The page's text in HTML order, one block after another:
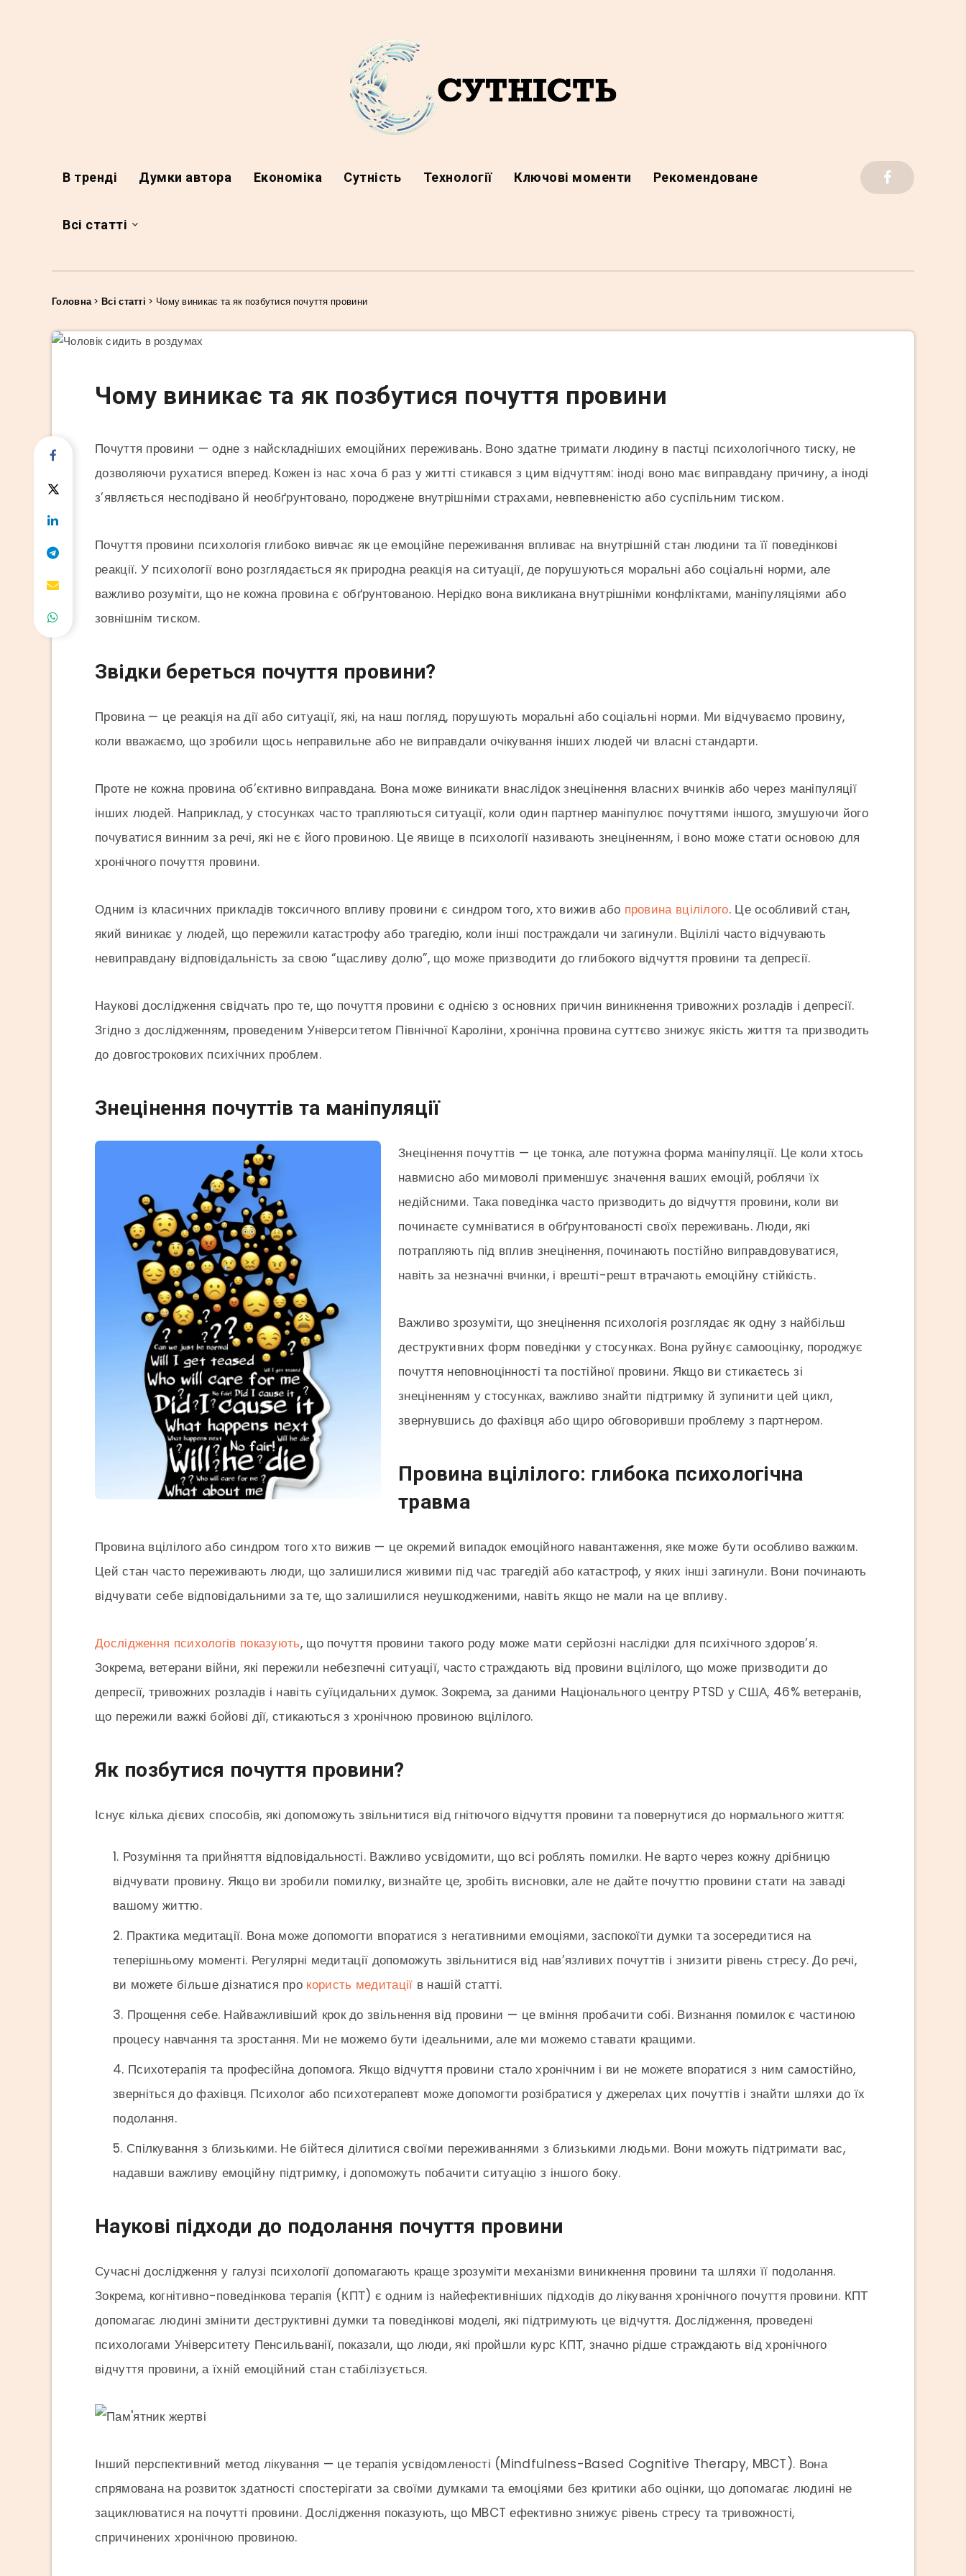
В тренді Думки автора Економіка Сутність Технології Ключові моменти Рекомендоване
Всі статті
Головна>Всі статті > Чому виникає та як позбутися почуття провини
Чому виникає та як позбутися почуття провини
Почуття провини — одне з найскладніших емоційних переживань. Воно здатне тримати людину в пастці психологічного тиску, не
дозволяючи рухатися вперед. Кожен із нас хоча б раз у житті стикався з цим відчуттям: іноді воно має виправдану причину, а іноді
з’являється несподівано й необґрунтовано, породжене внутрішніми страхами, невпевненістю або суспільним тиском.
Почуття провини психологія глибоко вивчає як це емоційне переживання впливає на внутрішній стан людини та її поведінкові
реакції. У психології воно розглядається як природна реакція на ситуації, де порушуються моральні або соціальні норми, але
важливо розуміти, що не кожна провина є обґрунтованою. Нерідко вона викликана внутрішніми конфліктами, маніпуляціями або
зовнішнім тиском.
Звідки береться почуття провини?
Провина — це реакція на дії або ситуації, які, на наш погляд, порушують моральні або соціальні норми. Ми відчуваємо провину,
коли вважаємо, що зробили щось неправильне або не виправдали очікування інших людей чи власні стандарти.
Проте не кожна провина об’єктивно виправдана. Вона може виникати внаслідок знецінення власних вчинків або через маніпуляції
інших людей. Наприклад, у стосунках часто трапляються ситуації, коли один партнер маніпулює почуттями іншого, змушуючи його
почуватися винним за речі, які не є його провиною. Це явище в психології називають знеціненням, і воно може стати основою для
хронічного почуття провини.
Одним із класичних прикладів токсичного впливу провини є синдром того, хто вижив або провина вцілілого. Це особливий стан,
який виникає у людей, що пережили катастрофу або трагедію, коли інші постраждали чи загинули. Вцілілі часто відчувають
невиправдану відповідальність за свою “щасливу долю”, що може призводити до глибокого відчуття провини та депресії.
Наукові дослідження свідчать про те, що почуття провини є однією з основних причин виникнення тривожних розладів і депресії.
Згідно з дослідженням, проведеним Університетом Північної Кароліни, хронічна провина суттєво знижує якість життя та призводить
до довгострокових психічних проблем.
Знецінення почуттів та маніпуляції
Знецінення почуттів — це тонка, але потужна форма маніпуляції. Це коли хтось
навмисно або мимоволі применшує значення ваших емоцій, роблячи їх
недійсними. Така поведінка часто призводить до відчуття провини, коли ви
починаєте сумніватися в обґрунтованості своїх переживань. Люди, які
потрапляють під вплив знецінення, починають постійно виправдовуватися,
навіть за незначні вчинки, і врешті-решт втрачають емоційну стійкість.
Важливо зрозуміти, що знецінення психологія розглядає як одну з найбільш
деструктивних форм поведінки у стосунках. Вона руйнує самооцінку, породжує
почуття неповноцінності та постійної провини. Якщо ви стикаєтесь зі
знеціненням у стосунках, важливо знайти підтримку й зупинити цей цикл,
звернувшись до фахівця або щиро обговоривши проблему з партнером.
Провина вцілілого: глибока психологічна
травма
Провина вцілілого або синдром того хто вижив — це окремий випадок емоційного навантаження, яке може бути особливо важким.
Цей стан часто переживають люди, що залишилися живими під час трагедій або катастроф, у яких інші загинули. Вони починають
відчувати себе відповідальними за те, що залишилися неушкодженими, навіть якщо не мали на це впливу.
Дослідження психологів показують, що почуття провини такого роду може мати серйозні наслідки для психічного здоров’я.
Зокрема, ветерани війни, які пережили небезпечні ситуації, часто страждають від провини вцілілого, що може призводити до
депресії, тривожних розладів і навіть суїцидальних думок. Зокрема, за даними Національного центру PTSD у США, 46% ветеранів,
що пережили важкі бойові дії, стикаються з хронічною провиною вцілілого.
Як позбутися почуття провини?
Існує кілька дієвих способів, які допоможуть звільнитися від гнітючого відчуття провини та повернутися до нормального життя:
Розуміння та прийняття відповідальності. Важливо усвідомити, що всі роблять помилки. Не варто через кожну дрібницю
відчувати провину. Якщо ви зробили помилку, визнайте це, зробіть висновки, але не дайте почуттю провини стати на заваді
вашому життю.
Практика медитації. Вона може допомогти впоратися з негативними емоціями, заспокоїти думки та зосередитися на
теперішньому моменті. Регулярні медитації допоможуть звільнитися від нав’язливих почуттів і знизити рівень стресу. До речі,
ви можете більше дізнатися про користь медитації в нашій статті.
Прощення себе. Найважливіший крок до звільнення від провини — це вміння пробачити собі. Визнання помилок є частиною
процесу навчання та зростання. Ми не можемо бути ідеальними, але ми можемо ставати кращими.
Психотерапія та професійна допомога. Якщо відчуття провини стало хронічним і ви не можете впоратися з ним самостійно,
зверніться до фахівця. Психолог або психотерапевт може допомогти розібратися у джерелах цих почуттів і знайти шляхи до їх
подолання.
Спілкування з близькими. Не бійтеся ділитися своїми переживаннями з близькими людьми. Вони можуть підтримати вас,
надавши важливу емоційну підтримку, і допоможуть побачити ситуацію з іншого боку.
Наукові підходи до подолання почуття провини
Сучасні дослідження у галузі психології допомагають краще зрозуміти механізми виникнення провини та шляхи її подолання.
Зокрема, когнітивно-поведінкова терапія (КПТ) є одним із найефективніших підходів до лікування хронічного почуття провини. КПТ
допомагає людині змінити деструктивні думки та поведінкові моделі, які підтримують це відчуття. Дослідження, проведені
психологами Університету Пенсильванії, показали, що люди, які пройшли курс КПТ, значно рідше страждають від хронічного
відчуття провини, а їхній емоційний стан стабілізується.
Інший перспективний метод лікування — це терапія усвідомленості (Mindfulness-Based Cognitive Therapy, MBCT). Вона
спрямована на розвиток здатності спостерігати за своїми думками та емоціями без критики або оцінки, що допомагає людині не
зациклюватися на почутті провини. Дослідження показують, що MBCT ефективно знижує рівень стресу та тривожності,
спричинених хронічною провиною.